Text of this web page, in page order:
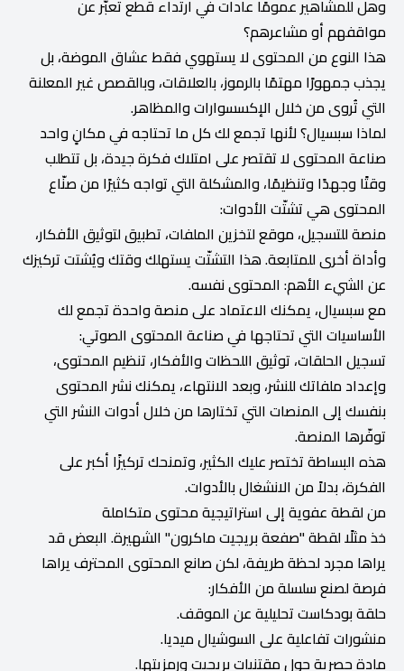
وهل للمشاهير عمومًا عادات في ارتداء قطع تعبّر عن
مواقفهم أو مشاعرهم؟
هذا النوع من المحتوى لا يستهوي فقط عشاق الموضة، بل
يجذب جمهورًا مهتمًا بالرموز، بالعلاقات، وبالقصص غير المعلنة
التي تُروى من خلال الإكسسوارات والمظاهر.
لماذا سبسيال؟ لأنها تجمع لك كل ما تحتاجه في مكانٍ واحد
صناعة المحتوى لا تقتصر على امتلاك فكرة جيدة، بل تتطلب
وقتًا وجهدًا وتنظيمًا، والمشكلة التي تواجه كثيرًا من صنّاع
المحتوى هي تشتّت الأدوات:
منصة للتسجيل، موقع لتخزين الملفات، تطبيق لتوثيق الأفكار،
وأداة أخرى للمتابعة. هذا التشتّت يستهلك وقتك ويُشتت تركيزك
عن الشيء الأهم: المحتوى نفسه.
مع سبسيال، يمكنك الاعتماد على منصة واحدة تجمع لك
الأساسيات التي تحتاجها في صناعة المحتوى الصوتي:
تسجيل الحلقات، توثيق اللحظات والأفكار، تنظيم المحتوى،
وإعداد ملفاتك للنشر، وبعد الانتهاء، يمكنك نشر المحتوى
بنفسك إلى المنصات التي تختارها من خلال أدوات النشر التي
توفّرها المنصة.
هذه البساطة تختصر عليك الكثير، وتمنحك تركيزًا أكبر على
الفكرة، بدلاً من الانشغال بالأدوات.
من لقطة عفوية إلى استراتيجية محتوى متكاملة
خذ مثلًا لقطة "صفعة بريجيت ماكرون" الشهيرة. البعض قد
يراها مجرد لحظة طريفة، لكن صانع المحتوى المحترف يراها
فرصة لصنع سلسلة من الأفكار:
حلقة بودكاست تحليلية عن الموقف.
منشورات تفاعلية على السوشيال ميديا.
مادة حصرية حول مقتنيات بريجيت ورمزيتها.